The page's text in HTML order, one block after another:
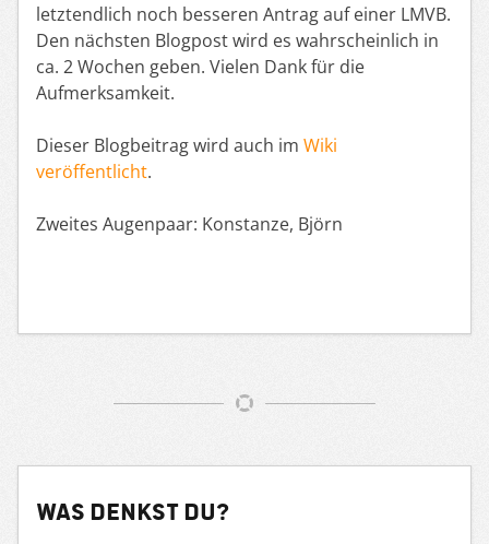
letztendlich noch besseren Antrag auf einer LMVB.
Den nächsten Blogpost wird es wahrscheinlich in
ca. 2 Wochen geben. Vielen Dank für die
Aufmerksamkeit.
Dieser Blogbeitrag wird auch im Wiki
veröffentlicht.
Zweites Augenpaar: Konstanze, Björn
Was denkst du?